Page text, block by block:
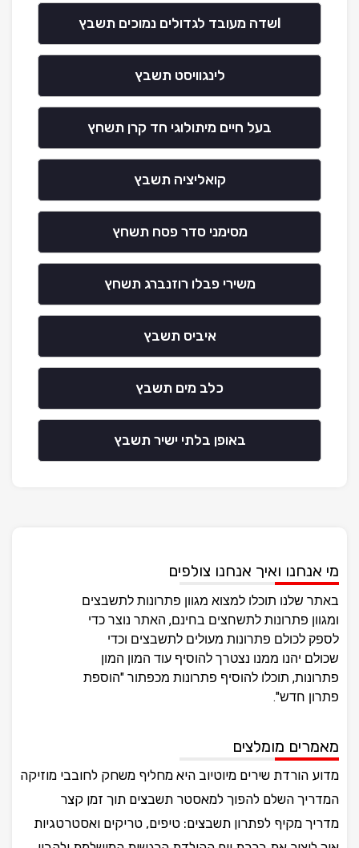
lשדה מעובד לגדולים נמוכים תשבץ
לינגוויסט תשבץ
בעל חיים מיתולוגי חד קרן תשחץ
קואליציה תשבץ
מסימני סדר פסח תשחץ
משירי פבלו רוזנברג תשחץ
איביס תשבץ
כלב מים תשבץ
באופן בלתי ישיר תשבץ
מי אנחנו ואיך אנחנו צולפים
באתר שלנו תוכלו למצוא מגוון פתרונות לתשבצים
ומגוון פתרונות לתשחצים בחינם, האתר נוצר כדי
לספק לכולם פתרונות מעולים לתשבצים וכדי
שכולם יהנו ממנו נצטרך להוסיף עוד המון המון
פתרונות, תוכלו להוסיף פתרונות מכפתור "הוספת
פתרון חדש".
מאמרים מומלצים
מדוע הורדת שירים מיוטיוב היא מחליף משחק לחובבי מוזיקה
המדריך השלם להפוך למאסטר תשבצים תוך זמן קצר
מדריך מקיף לפתרון תשבצים: טיפים, טריקים ואסטרטגיות